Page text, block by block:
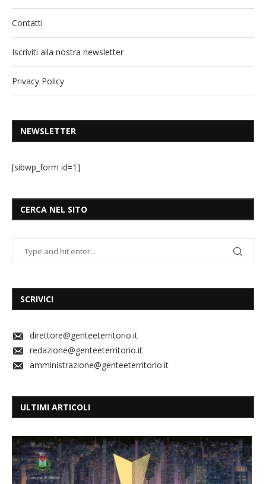
Contatti
Iscriviti alla nostra newsletter
Privacy Policy
NEWSLETTER
[sibwp_form id=1]
CERCA NEL SITO
SCRIVICI
direttore@genteeterritorio.it
redazione@genteeterritorio.it
amministrazione@genteeterritorio.it
ULTIMI ARTICOLI